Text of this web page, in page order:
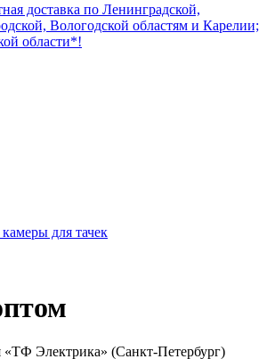
доставка по Ленинградской,
Вологодской областям и Карелии;
области*!
для тачек
«ТФ Электрика» (Санкт-Петербург)